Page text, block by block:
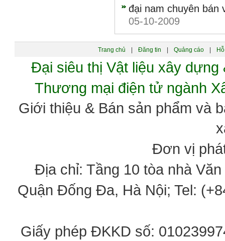
đại nam chuyên bán
05-10-2009
Trang chủ Đăng tin Quảng cáo
Đại siêu thị Vật liệu xây
Thương mại điện tử ngành
Giới thiệu & Bán sản phẩm và
Đơn vị
Địa chỉ: Tầng 10 tòa nhà
Quận Đống Đa, Hà Nội; Tel:
Giấy phép ĐKKD số: